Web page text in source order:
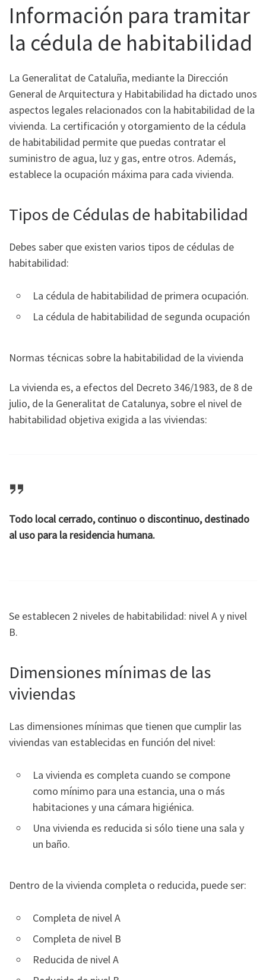
Información para tramitar
la cédula de habitabilidad
La Generalitat de Cataluña, mediante la Dirección
General de Arquitectura y Habitabilidad ha dictado unos
aspectos legales relacionados con la habitabilidad de la
vivienda. La certificación y otorgamiento de la cédula
de habitabilidad permite que puedas contratar el
suministro de agua, luz y gas, entre otros. Además,
establece la ocupación máxima para cada vivienda.
Tipos de Cédulas de habitabilidad
Debes saber que existen varios tipos de cédulas de
habitabilidad:
La cédula de habitabilidad de primera ocupación.
La cédula de habitabilidad de segunda ocupación
Normas técnicas sobre la habitabilidad de la vivienda
La vivienda es, a efectos del Decreto 346/1983, de 8 de
julio, de la Generalitat de Catalunya, sobre el nivel de
habitabilidad objetiva exigida a las viviendas:
Todo local cerrado, continuo o discontinuo, destinado
al uso para la residencia humana.
Se establecen 2 niveles de habitabilidad: nivel A y nivel
B.
Dimensiones mínimas de las
viviendas
Las dimensiones mínimas que tienen que cumplir las
viviendas van establecidas en función del nivel:
La vivienda es completa cuando se compone
como mínimo para una estancia, una o más
habitaciones y una cámara higiénica.
Una vivienda es reducida si sólo tiene una sala y
un baño.
Dentro de la vivienda completa o reducida, puede ser:
Completa de nivel A
Completa de nivel B
Reducida de nivel A